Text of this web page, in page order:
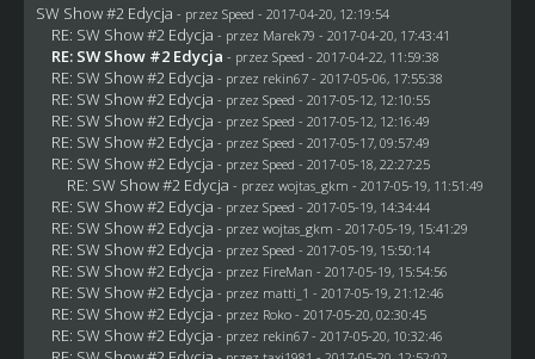
SW Show #2 Edycja - przez Speed - 2017-04-20, 12:19:54
RE: SW Show #2 Edycja - przez Marek79 - 2017-04-20, 17:43:41
RE: SW Show #2 Edycja - przez Speed - 2017-04-22, 11:59:38
RE: SW Show #2 Edycja - przez rekin67- 2017-05-06, 17:55:38
RE: SW Show #2 Edycja - przez Speed - 2017-05-12, 12:10:55
RE: SW Show #2 Edycja - przez Speed - 2017-05-12, 12:16:49
RE: SW Show #2 Edycja - przez Speed - 2017-05-17, 09:57:49
RE: SW Show #2 Edycja - przez Speed - 2017-05-18, 22:27:25
RE: SW Show #2 Edycja - przez wojtas_gkm - 2017-05-19, 11:51:49
RE: SW Show #2 Edycja - przez Speed - 2017-05-19, 14:34:44
RE: SW Show #2 Edycja - przez wojtas_gkm - 2017-05-19, 15:41:29
RE: SW Show #2 Edycja - przez Speed - 2017-05-19, 15:50:14
RE: SW Show #2 Edycja - przez FireMan - 2017-05-19, 15:54:56
RE: SW Show #2 Edycja - przez matti_1 - 2017-05-19, 21:12:46
RE: SW Show #2 Edycja - przez Roko- 2017-05-20, 02:30:45
RE: SW Show #2 Edycja - przez rekin67- 2017-05-20, 10:32:46